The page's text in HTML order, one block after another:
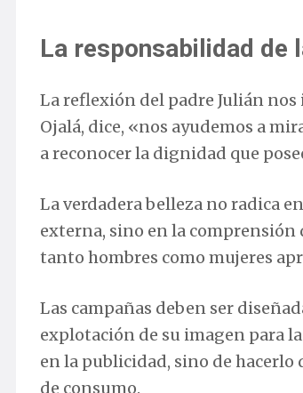
La responsabilidad de
La reflexión del padre Julián
Ojalá, dice, «nos ayudemos a
a reconocer la dignidad que
La verdadera belleza no radica
externa, sino en la
tanto hombres como mujeres
Las campañas deben ser
explotación de su imagen para
en la publicidad, sino de hacerlo
de consumo.